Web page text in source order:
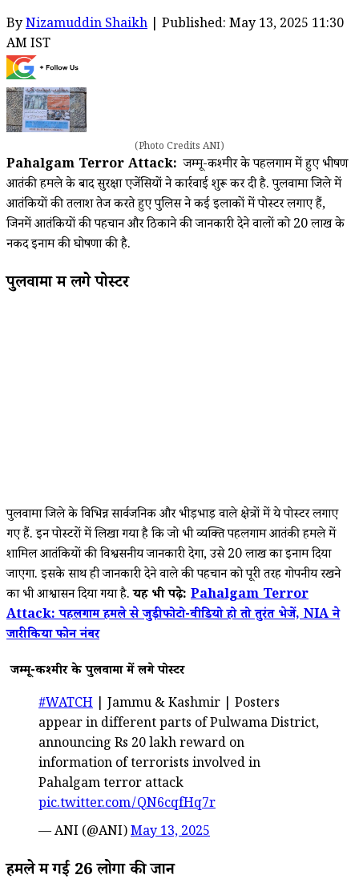
ByNizamuddin Shaikh | Published: May 13, 2025 11:30
AM IST
(Photo Credits ANI)
Pahalgam Terror Attack: जम्मू-कश्मीर के पहलगाम में हुए भीषण
आतंकी हमले के बाद सुरक्षा एजेंसियों ने कार्रवाई शुरू कर दी है. पुलवामा जिले में
आतंकियों की तलाश तेज करते हुए पुलिस ने कई इलाकों में पोस्टर लगाए हैं,
जिनमें आतंकियों की पहचान और ठिकाने की जानकारी देने वालों को ₹20 लाख के
नकद इनाम की घोषणा की है.
पुलवामा में लगे पोस्टर
पुलवामा जिले के विभिन्न सार्वजनिक और भीड़भाड़ वाले क्षेत्रों में ये पोस्टर लगाए
गए हैं. इन पोस्टरों में लिखा गया है कि जो भी व्यक्ति पहलगाम आतंकी हमले में
शामिल आतंकियों की विश्वसनीय जानकारी देगा, उसे ₹20 लाख का इनाम दिया
जाएगा. इसके साथ ही जानकारी देने वाले की पहचान को पूरी तरह गोपनीय रखने
का भी आश्वासन दिया गया है.यह भी पढ़े: Pahalgam Terror
Attack: पहलगाम हमले से जुड़ी फोटो-वीडियो हो तो तुरंत भेजें, NIA ने
जारी किया फोन नंबर
जम्मू-कश्मीर के पुलवामा में लगे पोस्टर
#WATCH | Jammu & Kashmir | Posters
appear in different parts of Pulwama District,
announcing Rs 20 lakh reward on
information of terrorists involved in
Pahalgam terror attack
pic.twitter.com/QN6cqfHq7r
— ANI (@ANI)May 13, 2025
हमले में गई 26 लोगों की जान